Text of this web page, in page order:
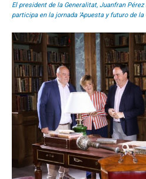
El president de la Generalitat, Juanfran
participa en la jornada ‘Apuesta y futuro de la